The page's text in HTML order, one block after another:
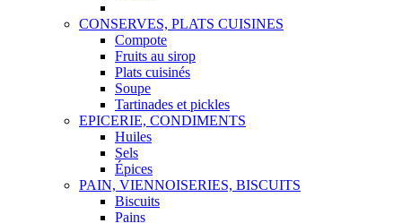
CONSERVES, PLATS CUISINES
Compote
Fruits au sirop
Plats cuisinés
Soupe
Tartinades et pickles
EPICERIE, CONDIMENTS
Huiles
Sels
Épices
PAIN, VIENNOISERIES, BISCUITS
Biscuits
Pains